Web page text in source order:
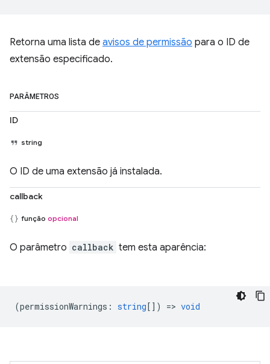
Retorna uma lista de avisos de permissão para o ID de
extensão especificado.
PARÂMETROS
ID
string
O ID de uma extensão já instalada.
callback
função opcional
O parâmetro callback tem esta aparência:
(permissionWarnings : string[]) => void